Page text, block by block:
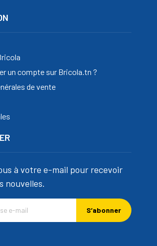
un compte sur Bricola.tn ?
de vente
à votre e-mail pour recevoir
nouvelles.
S’abonner